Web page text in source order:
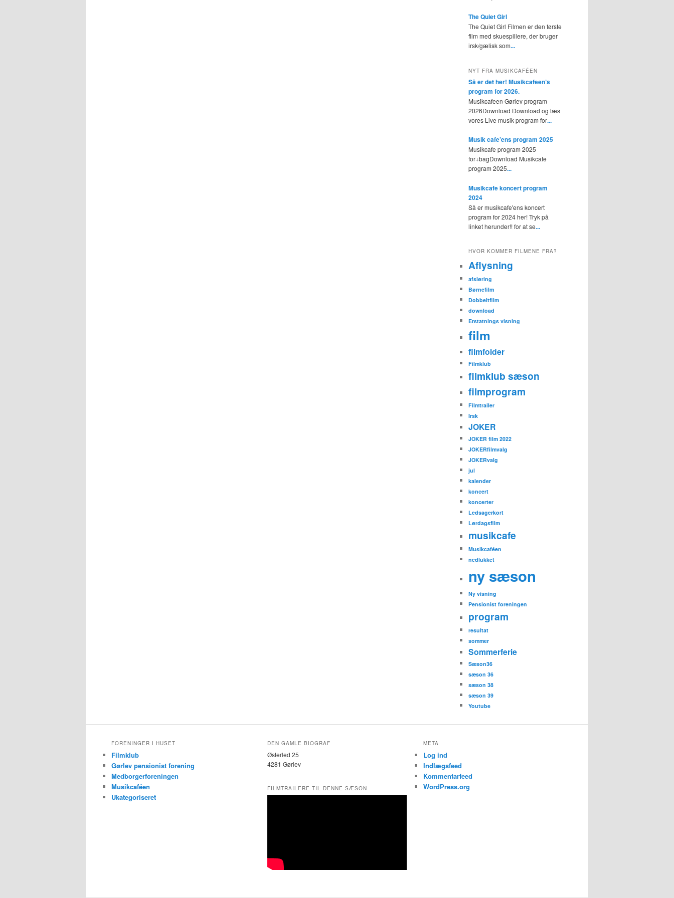
The Quiet Girl
The Quiet Girl Filmen er den første
film med skuespillere, der bruger
irsk/gælisk som...
NYT FRA MUSIKCAFÉEN
Så er det her! Musikcafeen’s
program for 2026.
Musikcafeen Gørlev program
2026Download Download og læs
vores Live musik program for...
Musik cafe’ens program 2025
Musikcafe program 2025
for+bagDownload Musikcafe
program 2025...
Musikcafe koncert program
2024
Så er musikcafe'ens koncert
program for 2024 her! Tryk på
linket herunder!! for at se...
HVOR KOMMER FILMENE FRA?
Aflysning
afsløring
Børnefilm
Dobbeltfilm
download
Erstatnings visning
film
filmfolder
Filmklub
filmklub sæson
filmprogram
Filmtrailer
Irsk
JOKER
JOKER film 2022
JOKERfilmvalg
JOKERvalg
jul
kalender
koncert
koncerter
Ledsagerkort
Lørdagsfilm
musikcafe
Musikcaféen
nedlukket
ny sæson
Ny visning
Pensionist foreningen
program
resultat
sommer
Sommerferie
Sæson36
sæson 36
sæson 38
sæson 39
Youtube
FORENINGER I HUSET
Filmklub
Gørlev pensionist forening
Medborgerforeningen
Musikcaféen
Ukategoriseret
DEN GAMLE BIOGRAF
Østerled 25
4281 Gørlev
FILMTRAILERE TIL DENNE SÆSON
META
Log ind
Indlægsfeed
Kommentarfeed
WordPress.org